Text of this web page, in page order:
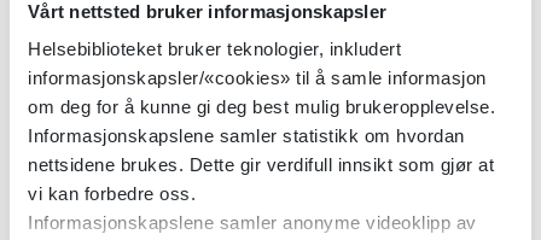
Vårt nettsted bruker informasjonskapsler
Helsebiblioteket bruker teknologier, inkludert
informasjonskapsler/«cookies» til å samle informasjon
om deg for å kunne gi deg best mulig brukeropplevelse.
Informasjonskapslene samler statistikk om hvordan
nettsidene brukes. Dette gir verdifull innsikt som gjør at
vi kan forbedre oss.
Informasjonskapslene samler anonyme videoklipp av
Utgiver: Cochrane Library
Språk:Engelsk